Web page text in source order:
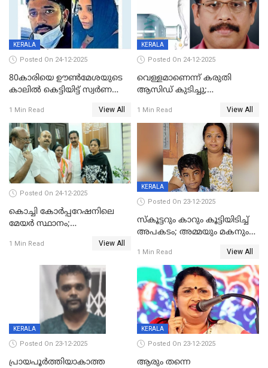
KERALA
Posted On 24-12-2025
80കാരിയെ ഊൺമേശയുടെ
കാലിൽ കെട്ടിയിട്ട് സ്വർണവും
കൊച്ചുമകനും സുഹൃത്തും
അറസ്റ്റിൽ
1 Min Read View All
KERALA
Posted On 24-12-2025
വെള്ളമാണെന്ന് കരുതി
ആസിഡ് കുടിച്ചു;
മരിച്ചു
1 Min Read View All
Posted On 24-12-2025
കൊച്ചി കോര്‍പ്പറേഷനിലെ
മേയര്‍ സ്ഥാനം;
രൂക്ഷം
1 Min Read View All
KERALA
Posted On 23-12-2025
സ്കൂട്ടറും കാറും കൂട്ടിയിടിച്ച്
അപകടം; അമ്മയും മകനും
ഗുരുതരാവസ്ഥയിൽ
1 Min Read View All
KERALA
Posted On 23-12-2025
പ്രായപൂർത്തിയാകാത്ത
KERALA
Posted On 23-12-2025
ആരും തന്നെ